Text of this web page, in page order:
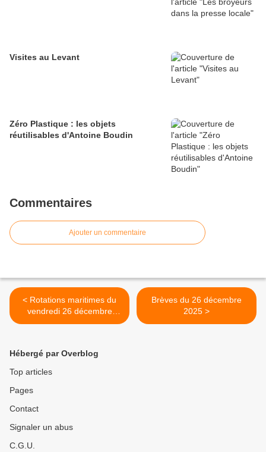
Visites au Levant
Zéro Plastique : les objets
réutilisables d'Antoine Boudin
Commentaires
Ajouter un commentaire
< Rotations maritimes du
vendredi 26 décembre
2025 annulées
Brèves du 26 décembre
2025 >
Hébergé par Overblog
Top articles
Pages
Contact
Signaler un abus
C.G.U.